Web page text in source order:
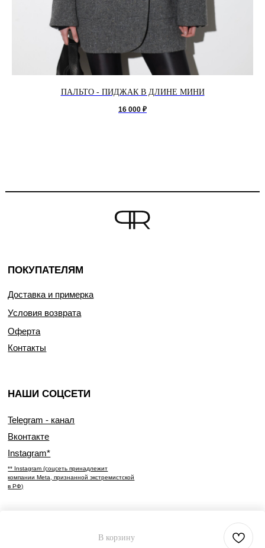
В корзину
ПАЛЬТО - ПИДЖАК В ДЛИНЕ МИНИ
16 000 ₽
ПОКУПАТЕЛЯМ
НАШИ СОЦСЕТИ
Telegram - канал
Вконтакте
Instagram*
** Instagram (соцсеть принадлежит
компании Meta, признанной экстремистской
в РФ)
Доставка и примерка
Условия возврата
Оферта
Контакты